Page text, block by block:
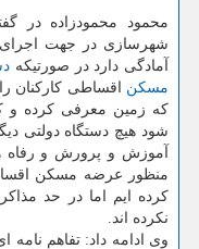
محمود محمودزاده در
آمادگی دارد در صورتیكه
مسكن اقساطی كاركنان
كه زمین معرفی كرده و
شود هیچ دستگاه دولتی
آموزش و پرورش و رفاه
منظور عرضه مسكن
كرده ایم اما در حد
نكرده اند.
وی ادامه داد: تفاهم نامه